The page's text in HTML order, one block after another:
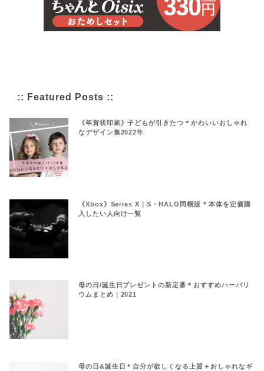
:: Featured Posts ::
《年賀状印刷》子どもが引きたつ＊かわいいおしゃれ
なデザイン集2022年
《Xbox》Series X｜S・HALO同梱版＊本体を定価購
入したい人向け一覧
母の日/誕生日プレゼントの新定番＊おすすめハーバリ
ウムまとめ｜2021
母の日&誕生日＊自分が欲しくなる上質＋おしゃれなギ